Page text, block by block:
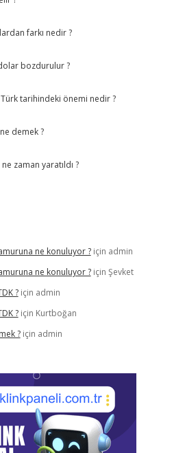
farkı nedir ?
bozdurulur ?
tarihindeki önemi nedir ?
demek ?
zaman yaratıldı ?
ne konuluyor ?için admin
ne konuluyor ?için Şevket
?için admin
?için Kurtboğan
?için admin